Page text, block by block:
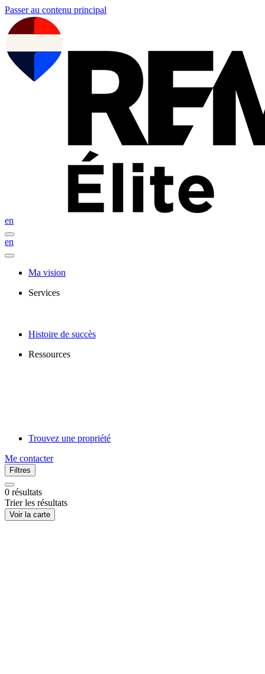
Passer au contenu principal
en
en
Ma vision
Services
Histoire de succès
Ressources
Trouvez une propriété
Me contacter
Filtres
0 résultats
Trier les résultats
Voir la carte